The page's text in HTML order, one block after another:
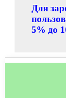
Для
5% до